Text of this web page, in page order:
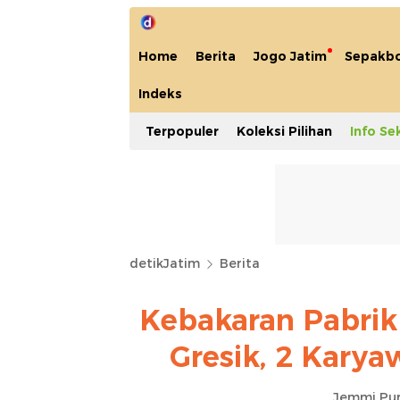
Home Berita Jogo Jatim
Indeks
Terpopuler Koleksi Pilihan Info
detikJatim Berita
Kebakaran
Gresik, 2